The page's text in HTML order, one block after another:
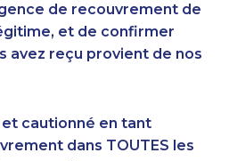
de recouvrement de
et de confirmer
avez reçu provient de nos
cautionné en tant
dans TOUTES les